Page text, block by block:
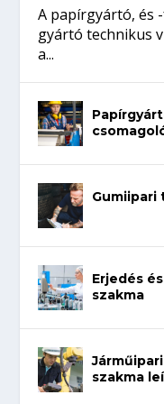
A papírgyártó, és
gyártó technikus
a...
Gumiipari
Erjedés
szakma
szakma